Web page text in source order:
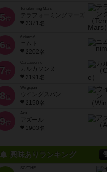
5 位
Terraforming Mars
テラフォーミングマーズ
2371名
6 位
ニムト
2202名
7 位
Carcassonne
カルカソンヌ
2191名
8 位
Wingspan
ウイングスパン
2150名
9 位
Azul
アズール
1903名
興味ありランキング
SCYTHE